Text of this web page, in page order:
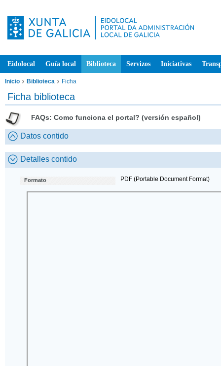
Eidolocal Guía local Biblioteca Servizos Iniciativas
Inicio Biblioteca Ficha
Ficha biblioteca
FAQs: Como funciona el portal? (versión español)
Datos contido
Detalles contido
Formato PDF (Portable Document Format)